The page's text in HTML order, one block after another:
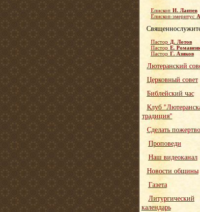
Епископ И. Лаптев
Епископ-эмеритус
Пастор Д. Лотов
Пастор Е.
Пастор Г. Азиков
Лютеранский
Церковный совет
Библейский час
Клуб
традиция"
Сделать
Проповеди
Наш видеоканал
Новости общины
Газета
Литургический
календарь